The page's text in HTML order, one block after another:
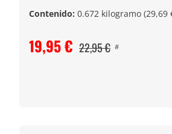
Contenido: 0.672 kilogramo (29,69
19,95 € 22,95 € #